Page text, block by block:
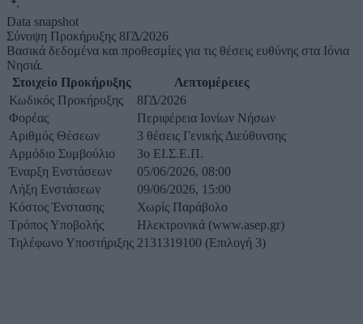
Data snapshot
Σύνοψη Προκήρυξης 8ΓΔ/2026
Βασικά δεδομένα και προθεσμίες για τις θέσεις ευθύνης στα Ιόνια
Νησιά.
Στοιχείο Προκήρυξης
Λεπτομέρειες
Κωδικός Προκήρυξης
8ΓΔ/2026
Φορέας
Περιφέρεια Ιονίων Νήσων
Αριθμός Θέσεων
3 θέσεις Γενικής Διεύθυνσης
Αρμόδιο Συμβούλιο
3ο ΕΙ.Σ.Ε.Π.
Έναρξη Ενστάσεων
05/06/2026, 08:00
Λήξη Ενστάσεων
09/06/2026, 15:00
Κόστος Ένστασης
Χωρίς Παράβολο
Τρόπος Υποβολής
Ηλεκτρονικά (www.asep.gr)
Τηλέφωνο Υποστήριξης 2131319100 (Επιλογή 3)